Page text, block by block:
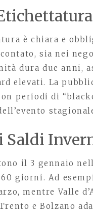
è chiara e
sia nei
dura due anni,
elevati. La
periodi di
Saldi
il 3 gennaio
giorni. Ad
mentre Valle
e Bolzano